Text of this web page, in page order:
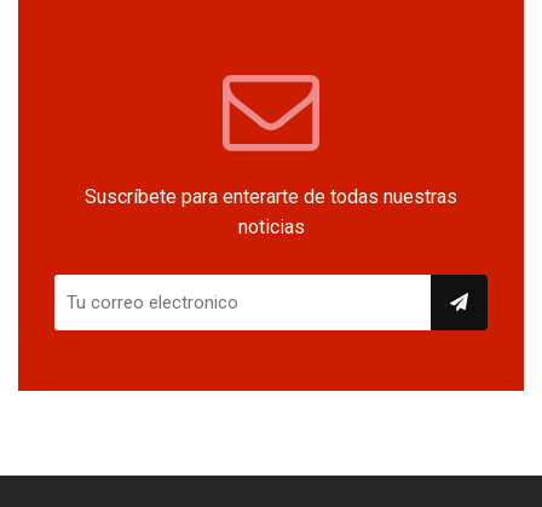
Suscríbete para enterarte de todas nuestras
noticias